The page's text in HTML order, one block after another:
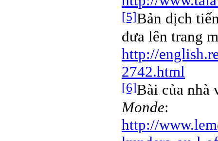
[5]Bản dịch
đưa lên trang
http://
2742.html
[6]Bài của nhà
Monde:
http://